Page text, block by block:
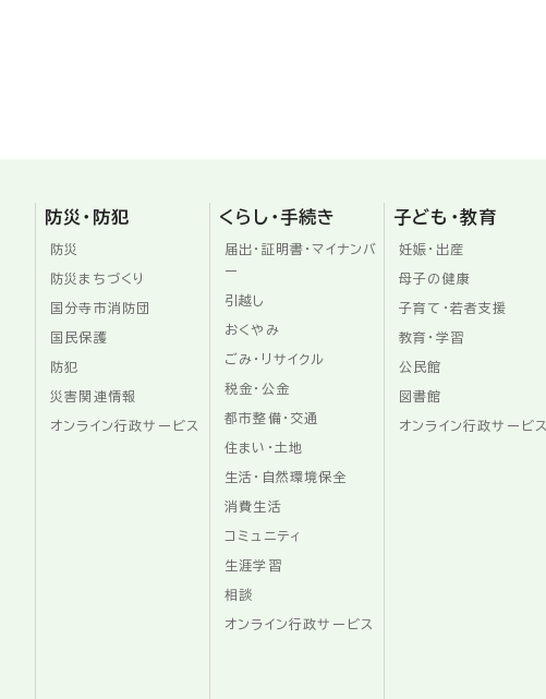
防災・防犯
防災
防災まちづくり
国分寺市消防団
国民保護
防犯
災害関連情報
オンライン行政サービス
くらし・手続き
届出・証明書・マイナンバ
ー
引越し
おくやみ
ごみ・リサイクル
税金・公金
都市整備・交通
住まい・土地
生活・自然環境保全
消費生活
コミュニティ
生涯学習
相談
オンライン行政サービス
子ども・教育
妊娠・出産
母子の健康
子育て・若者支援
教育・学習
公民館
図書館
オンライン行政サービス